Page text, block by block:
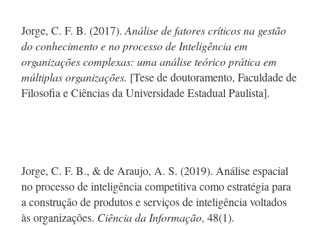
Jorge, C. F. B. (2017).Análise de fatores críticos na gestão
do conhecimento e no processo de Inteligência em
organizações complexas: uma análise teórico prática em
múltiplas organizações. [Tese de doutoramento, Faculdade de
Filosofia e Ciências da Universidade Estadual Paulista].
Jorge, C. F. B., & de Araujo, A. S. (2019). Análise espacial
no processo de inteligência competitiva como estratégia para
a construção de produtos e serviços de inteligência voltados
às organizações. Ciência da Informação, 48(1).